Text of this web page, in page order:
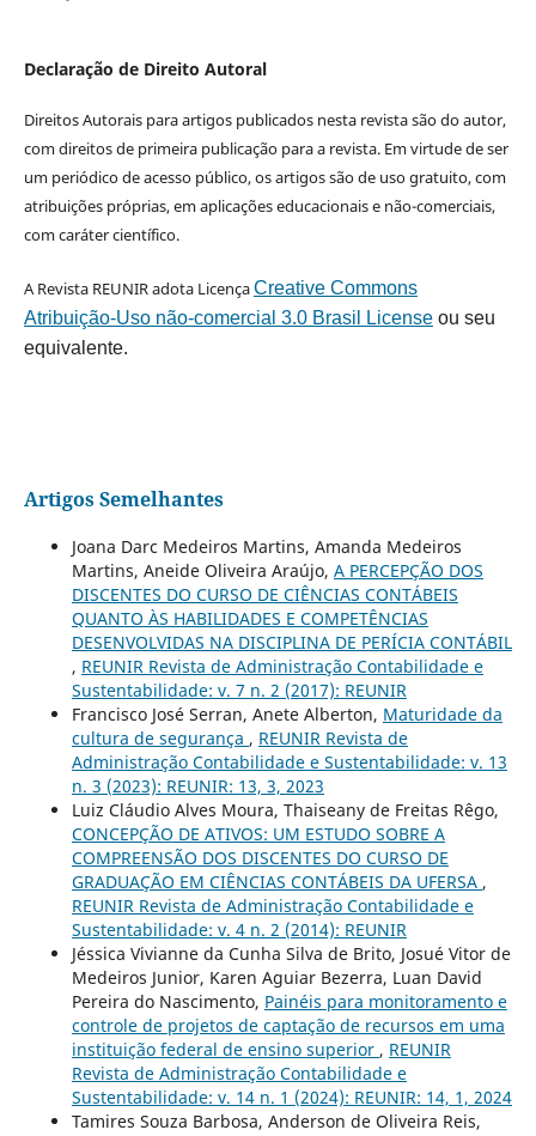
Declaração de Direito Autoral
Direitos Autorais para artigos publicados nesta revista são do autor,
com direitos de primeira publicação para a revista. Em virtude de ser
um periódico de acesso público, os artigos são de uso gratuito, com
atribuições próprias, em aplicações educacionais e não-comerciais,
com caráter científico.
A Revista REUNIR adota LicençaCreative Commons
Atribuição-Uso não-comercial 3.0 Brasil Licenseou seu
equivalente.
Artigos Semelhantes
Joana Darc Medeiros Martins, Amanda Medeiros
Martins, Aneide Oliveira Araújo, A PERCEPÇÃO DOS
DISCENTES DO CURSO DE CIÊNCIAS CONTÁBEIS
QUANTO ÀS HABILIDADES E COMPETÊNCIAS
DESENVOLVIDAS NA DISCIPLINA DE PERÍCIA CONTÁBIL
, REUNIR Revista de Administração Contabilidade e
Sustentabilidade: v. 7 n. 2 (2017): REUNIR
Francisco José Serran, Anete Alberton, Maturidade da
cultura de segurança , REUNIR Revista de
Administração Contabilidade e Sustentabilidade: v. 13
n. 3 (2023): REUNIR: 13, 3, 2023
Luiz Cláudio Alves Moura, Thaiseany de Freitas Rêgo,
CONCEPÇÃO DE ATIVOS: UM ESTUDO SOBRE A
COMPREENSÃO DOS DISCENTES DO CURSO DE
GRADUAÇÃO EM CIÊNCIAS CONTÁBEIS DA UFERSA ,
REUNIR Revista de Administração Contabilidade e
Sustentabilidade: v. 4 n. 2 (2014): REUNIR
Jéssica Vivianne da Cunha Silva de Brito, Josué Vitor de
Medeiros Junior, Karen Aguiar Bezerra, Luan David
Pereira do Nascimento, Painéis para monitoramento e
controle de projetos de captação de recursos em uma
instituição federal de ensino superior , REUNIR
Revista de Administração Contabilidade e
Sustentabilidade: v. 14 n. 1 (2024): REUNIR: 14, 1, 2024
Tamires Souza Barbosa, Anderson de Oliveira Reis,